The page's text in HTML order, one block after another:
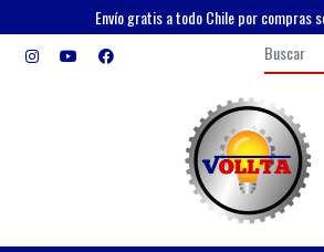
Envío gratis a todo Chile por compras